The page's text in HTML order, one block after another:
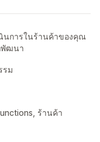
นการในร้านค้าของคุณ
พัฒนา
รม
ร้านค้า